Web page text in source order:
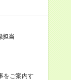
担当
をご案内す